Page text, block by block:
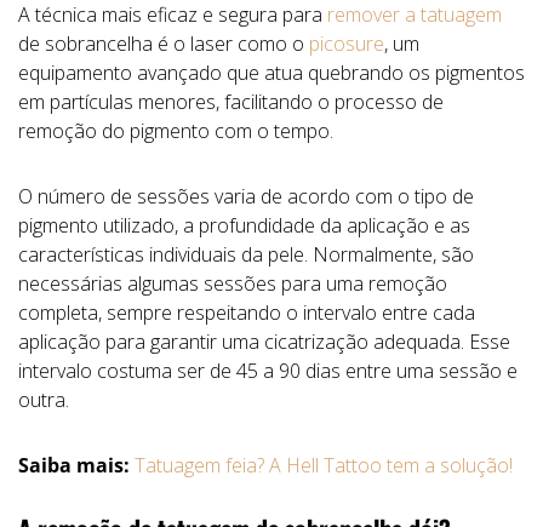
A técnica mais eficaz e segura para remover a tatuagem
de sobrancelha é o laser como o picosure, um
equipamento avançado que atua quebrando os pigmentos
em partículas menores, facilitando o processo de
remoção do pigmento com o tempo.
O número de sessões varia de acordo com o tipo de
pigmento utilizado, a profundidade da aplicação e as
características individuais da pele. Normalmente, são
necessárias algumas sessões para uma remoção
completa, sempre respeitando o intervalo entre cada
aplicação para garantir uma cicatrização adequada. Esse
intervalo costuma ser de 45 a 90 dias entre uma sessão e
outra.
Saiba mais: Tatuagem feia? A Hell Tattoo tem a solução!